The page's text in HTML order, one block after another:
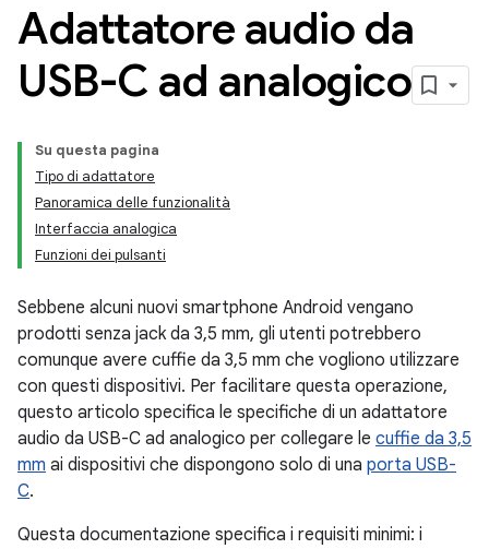
Adattatore audio da
USB-C ad analogico
Su questa pagina
Tipo di adattatore
Panoramica delle funzionalità
Interfaccia analogica
Funzioni dei pulsanti
Sebbene alcuni nuovi smartphone Android vengano
prodotti senza jack da 3,5 mm, gli utenti potrebbero
comunque avere cuffie da 3,5 mm che vogliono utilizzare
con questi dispositivi. Per facilitare questa operazione,
questo articolo specifica le specifiche di un adattatore
audio da USB-C ad analogico per collegare le cuffie da 3,5
mm ai dispositivi che dispongono solo di una porta USB-
C.
Questa documentazione specifica i requisiti minimi: i